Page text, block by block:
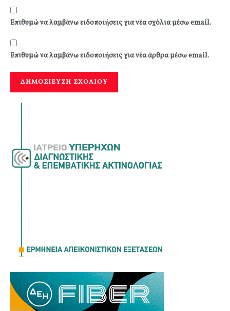
Επιθυμώ να λαμβάνω ειδοποιήσεις για νέα σχόλια μέσω email.
Επιθυμώ να λαμβάνω ειδοποιήσεις για νέα άρθρα μέσω email.